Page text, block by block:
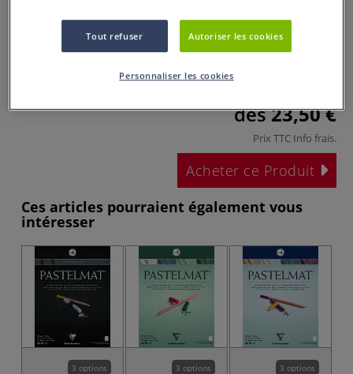
marché du pastel. L
Plus
dès23,50 €
Prix TTC Info frais.
Acheter ce Produit
Ces articles pourraient également vous
intéresser
3 options 3 options 3 options
Tout refuser Autoriser les cookies
Personnaliser les cookies